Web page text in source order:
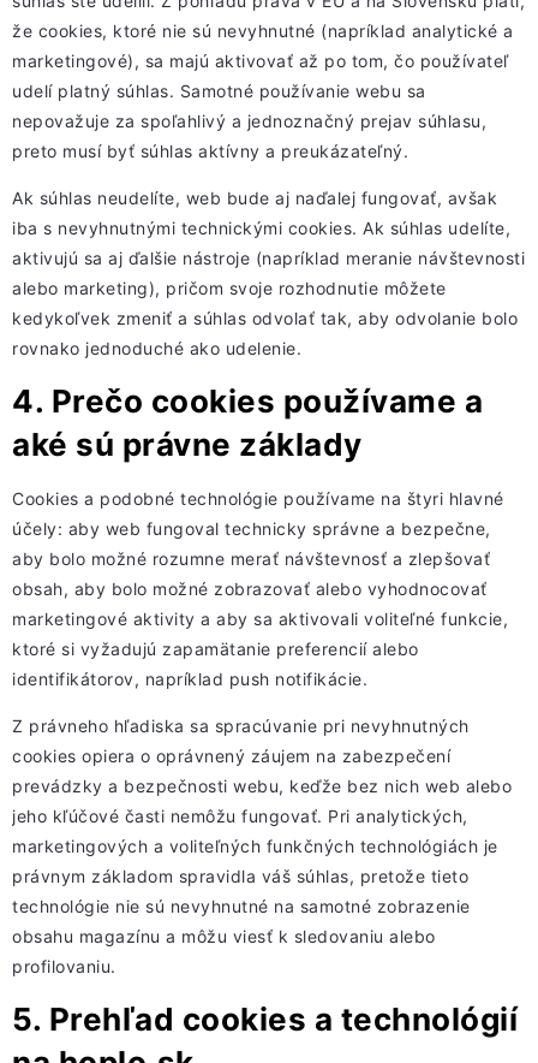
že cookies, ktoré nie sú nevyhnutné (napríklad analytické a
marketingové), sa majú aktivovať až po tom, čo používateľ
udelí platný súhlas. Samotné používanie webu sa
nepovažuje za spoľahlivý a jednoznačný prejav súhlasu,
preto musí byť súhlas aktívny a preukázateľný.
Ak súhlas neudelíte, web bude aj naďalej fungovať, avšak
iba s nevyhnutnými technickými cookies. Ak súhlas udelíte,
aktivujú sa aj ďalšie nástroje (napríklad meranie návštevnosti
alebo marketing), pričom svoje rozhodnutie môžete
kedykoľvek zmeniť a súhlas odvolať tak, aby odvolanie bolo
rovnako jednoduché ako udelenie.
4. Prečo cookies používame a
aké sú právne základy
Cookies a podobné technológie používame na štyri hlavné
účely: aby web fungoval technicky správne a bezpečne,
aby bolo možné rozumne merať návštevnosť a zlepšovať
obsah, aby bolo možné zobrazovať alebo vyhodnocovať
marketingové aktivity a aby sa aktivovali voliteľné funkcie,
ktoré si vyžadujú zapamätanie preferencií alebo
identifikátorov, napríklad push notifikácie.
Z právneho hľadiska sa spracúvanie pri nevyhnutných
cookies opiera o oprávnený záujem na zabezpečení
prevádzky a bezpečnosti webu, keďže bez nich web alebo
jeho kľúčové časti nemôžu fungovať. Pri analytických,
marketingových a voliteľných funkčných technológiách je
právnym základom spravidla váš súhlas, pretože tieto
technológie nie sú nevyhnutné na samotné zobrazenie
obsahu magazínu a môžu viesť k sledovaniu alebo
profilovaniu.
5. Prehľad cookies a technológií